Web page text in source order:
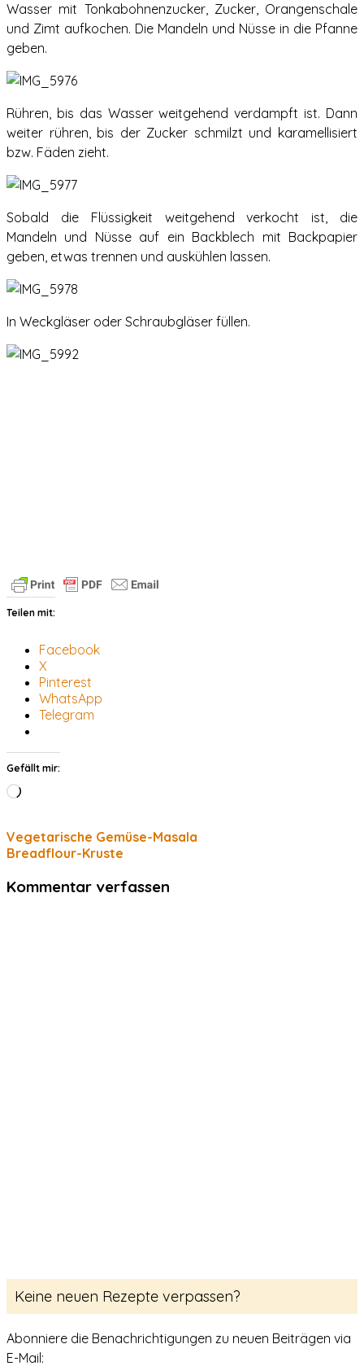
Wasser mit Tonkabohnenzucker, Zucker, Orangenschale
und Zimt aufkochen. Die Mandeln und Nüsse in die Pfanne
geben.
Rühren, bis das Wasser weitgehend verdampft ist. Dann
weiter rühren, bis der Zucker schmilzt und karamellisiert
bzw. Fäden zieht.
Sobald die Flüssigkeit weitgehend verkocht ist, die
Mandeln und Nüsse auf ein Backblech mit Backpapier
geben, etwas trennen und auskühlen lassen.
In Weckgläser oder Schraubgläser füllen.
Teilen mit:
Facebook
X
Pinterest
WhatsApp
Telegram
Gefällt mir:
Wird
Vegetarische Gemüse-Masala
Breadflour-Kruste
Kommentar verfassen
Keine neuen Rezepte verpassen?
Abonniere die Benachrichtigungen zu neuen Beiträgen via
E-Mail: